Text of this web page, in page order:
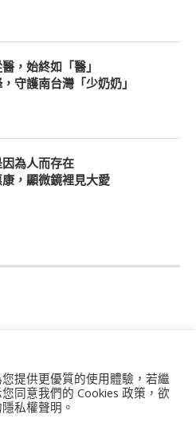
，始終如「醫」
守護南台灣「少奶奶」
為人而存在
，顯微鏡裡見大愛
服務條款 隱私權政策
明 作者群
提供更優質的使用體驗，若繼
同意我們的 Cookies 政策，欲
私權聲明。